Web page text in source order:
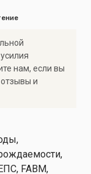
нам, если вы
и